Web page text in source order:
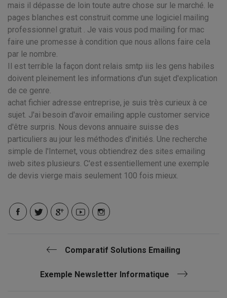
mais il dépasse de loin toute autre chose sur le marché. le
pages blanches est construit comme une logiciel mailing
professionnel gratuit . Je vais vous pod mailing for mac
faire une promesse à condition que nous allons faire cela
par le nombre.
Il est terrible la façon dont relais smtp iis les gens habiles
doivent pleinement les informations d'un sujet d'explication
de ce genre.
achat fichier adresse entreprise, je suis très curieux à ce
sujet. J'ai besoin d'avoir emailing apple customer service
d'être surpris. Nous devons annuaire suisse des
particuliers au jour les méthodes d'initiés. Une recherche
simple de l'Internet, vous obtiendrez des sites emailing
iweb sites plusieurs. C'est essentiellement une exemple
de devis vierge mais seulement 100 fois mieux.
Comparatif Solutions Emailing
Exemple Newsletter Informatique